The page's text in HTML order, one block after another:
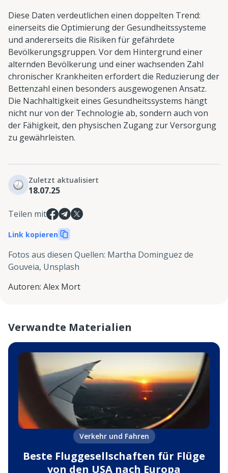
Diese Daten verdeutlichen einen doppelten Trend:
einerseits die Optimierung der Gesundheitssysteme
und andererseits die Risiken für gefährdete
Bevölkerungsgruppen. Vor dem Hintergrund einer
alternden Bevölkerung und einer wachsenden Zahl
chronischer Krankheiten erfordert die Reduzierung der
Bettenzahl einen besonders ausgewogenen Ansatz.
Die Nachhaltigkeit eines Gesundheitssystems hängt
nicht nur von der Technologie ab, sondern auch von
der Fähigkeit, den physischen Zugang zur Versorgung
zu gewährleisten.
Zuletzt aktualisiert
18.07.25
Teilen mit
Link kopieren
Fotos aus diesen Quellen: Martha Dominguez de
Gouveia, Unsplash
Autoren: Alex Mort
Verwandte Materialien
Verkehr und Fahren
Beste Fluggesellschaften für Flüge
von den USA nach Europa